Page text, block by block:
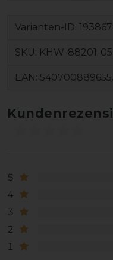
Varianten-ID: 193867
SKU: KHW-88201-
EAN:
5
4
3
2
1